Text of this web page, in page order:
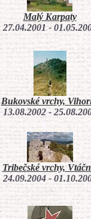
Malý Karpaty
27.04.2001 -
Bukovské vrchy,
13.08.2002 -
Tribečské vrchy,
24.09.2004 -